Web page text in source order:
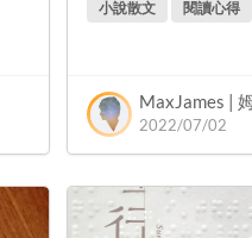
小說散文 閱讀心得
MaxJames |
2022/07/02